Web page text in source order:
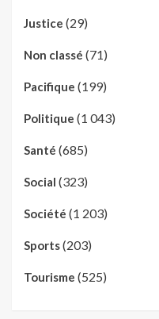
Justice (29)
Non classé (71)
Pacifique (199)
Politique (1 043)
Santé (685)
Social (323)
Société (1 203)
Sports(203)
Tourisme (525)